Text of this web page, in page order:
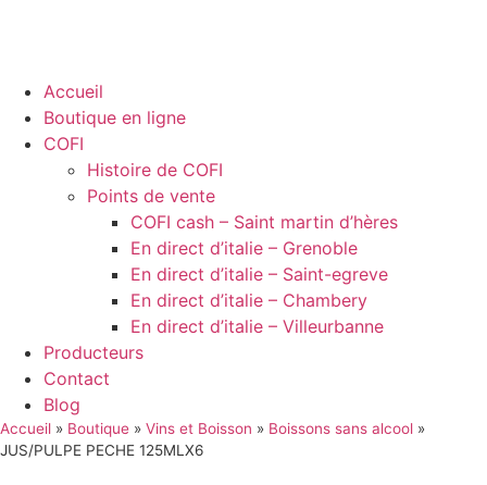
Accueil
Boutique en ligne
COFI
Histoire de COFI
Points de vente
COFI cash – Saint martin d’hères
En direct d’italie – Grenoble
En direct d’italie – Saint-egreve
En direct d’italie – Chambery
En direct d’italie – Villeurbanne
Producteurs
Contact
Blog
Accueil » Boutique » Vins et Boisson » Boissons sans alcool »
JUS/PULPE PECHE 125MLX6